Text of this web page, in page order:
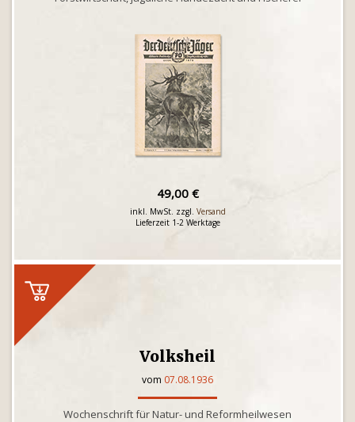
49,00 €
inkl. MwSt. zzgl. Versand
Lieferzeit 1-2 Werktage
Volksheil
vom 07.08.1936
Wochenschrift für Natur- und Reformheilwesen